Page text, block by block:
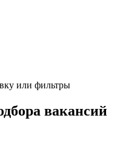
или фильтры
вакансий